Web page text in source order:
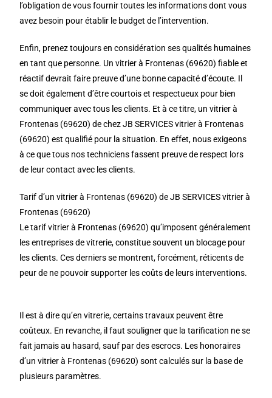
l’obligation de vous fournir toutes les informations dont vous
avez besoin pour établir le budget de l’intervention.
Enfin, prenez toujours en considération ses qualités humaines
en tant que personne. Un vitrier à Frontenas (69620) fiable et
réactif devrait faire preuve d’une bonne capacité d’écoute. Il
se doit également d’être courtois et respectueux pour bien
communiquer avec tous les clients. Et à ce titre, un vitrier à
Frontenas (69620) de chez JB SERVICES vitrier à Frontenas
(69620) est qualifié pour la situation. En effet, nous exigeons
à ce que tous nos techniciens fassent preuve de respect lors
de leur contact avec les clients.
Tarif d’un vitrier à Frontenas (69620) de JB SERVICES vitrier à
Frontenas (69620)
Le tarif vitrier à Frontenas (69620) qu’imposent généralement
les entreprises de vitrerie, constitue souvent un blocage pour
les clients. Ces derniers se montrent, forcément, réticents de
peur de ne pouvoir supporter les coûts de leurs interventions.
Il est à dire qu’en vitrerie, certains travaux peuvent être
coûteux. En revanche, il faut souligner que la tarification ne se
fait jamais au hasard, sauf par des escrocs. Les honoraires
d’un vitrier à Frontenas (69620) sont calculés sur la base de
plusieurs paramètres.